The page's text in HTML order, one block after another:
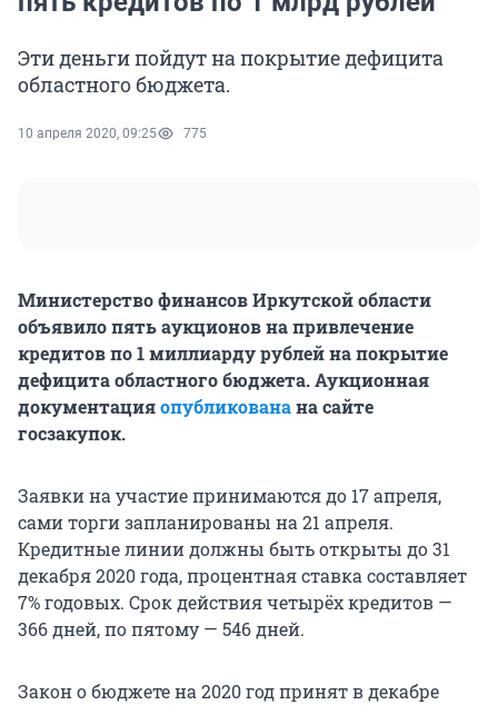
Эти деньги пойдут на покрытие дефицита
областного бюджета.
10 апреля 2020, 09:25 775
Министерство финансов Иркутской области
объявило пять аукционов на привлечение
кредитов по 1 миллиарду рублей на покрытие
дефицита областного бюджета. Аукционная
документацияопубликованана сайте
госзакупок.
Заявки на участие принимаются до 17 апреля,
сами торги запланированы на 21 апреля.
Кредитные линии должны быть открыты до 31
декабря 2020 года, процентная ставка составляет
7% годовых. Срок действия четырёх кредитов —
366 дней, по пятому — 546 дней.
Закон о бюджете на 2020 год принят в декабре